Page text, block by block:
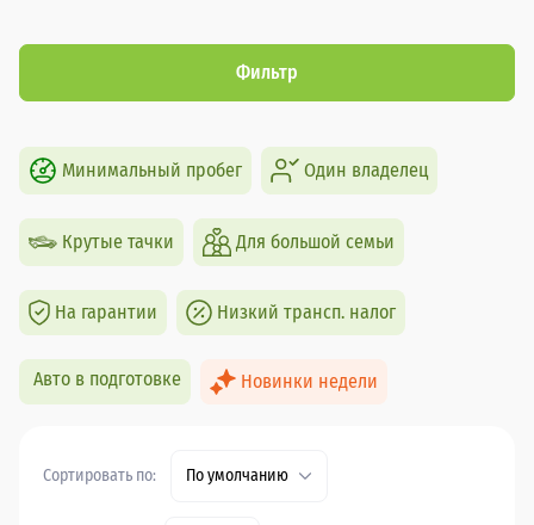
Фильтр
Минимальный пробег Один владелец
Крутые тачки Для большой семьи
На гарантии Низкий трансп. налог
Авто в подготовке Новинки недели
Сортировать по: По умолчанию